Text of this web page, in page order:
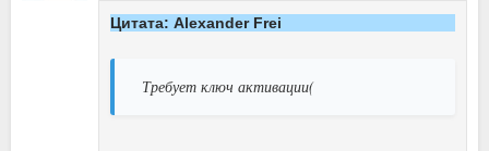
Цитата: Alexander Frei
Требует ключ активации(